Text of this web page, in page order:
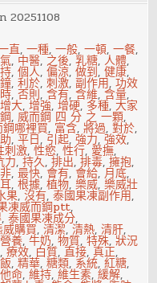
20251108
直,一種,一般,一頓,一餐,
, 中醫, 之後,乳糖,人體,
,個人,偏涼,做到,健康,
,利於,刺激,副作用,功效
,否則,含有,含維,含量,
增大,增強,增硬, 多種,大家
,威而鋼 四 分 之 一顆,
鋼哪裡買, 富含,將過,對於,
,平日, 引起,強力,強效,
刺激,性慾,性行, 愛撫,
力,持久,排出,排毒,擁抱,
,最快, 會有, 會給, 月底,
,根據,植物,樂威,樂威壯
果,沒有,泰國果凍副作用,
凍威而鋼ptt,
,泰國果凍成分,
威購買,清潔,清熱,清肝,
營養,牛奶,物質,特殊,狀況
,療效, 白質,直接,真正,
,精華,糖類, 系統,紅糖,
命,維持,維生素,緩解,